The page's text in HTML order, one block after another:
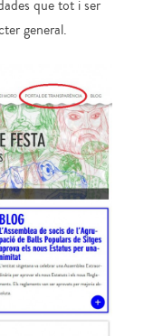
que tot i ser
general.